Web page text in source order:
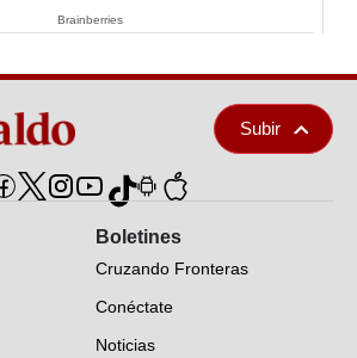
Brainberries
Subir
Boletines
Cruzando Fronteras
Conéctate
Noticias